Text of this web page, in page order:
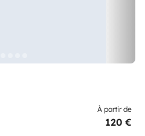
À partir de
120 €